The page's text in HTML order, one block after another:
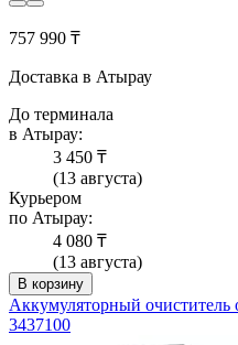
757 990 ₸
Доставка в Атырау
До терминала
в Атырау:
3 450 ₸
(13 августа)
Курьером
по Атырау:
4 080 ₸
(13 августа)
В корзину
Аккумуляторный
3437100